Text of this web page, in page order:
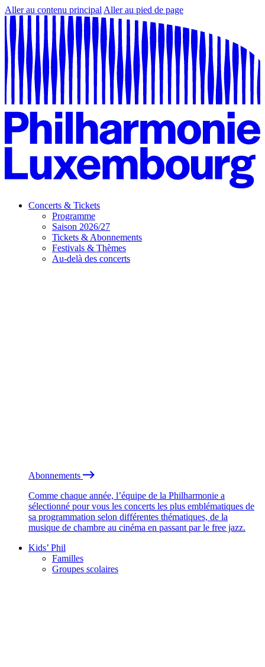
Aller au contenu principal Aller au pied de page
Concerts & Tickets
Programme
Saison 2026/27
Tickets & Abonnements
Festivals & Thèmes
Au-delà des concerts
Abonnements
Comme chaque année, l’équipe de la Philharmonie a
sélectionné pour vous les concerts les plus emblématiques de
sa programmation selon différentes thématiques, de la
musique de chambre au cinéma en passant par le free jazz.
Kids’ Phil
Familles
Groupes scolaires